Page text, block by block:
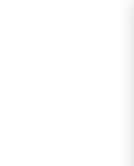
- 自由布局
支持多种网格布局和自定